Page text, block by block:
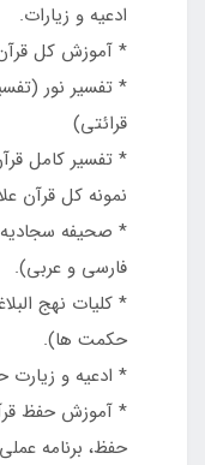
ادعیه و زیارات.
* آموزش کل
* تفسير نور
قرائتي)
* تفسیر کامل
نمونه کل قرآن
* صحيفه سجاديه
فارسي و عربي).
* کلیات نهج
حکمت ها).
* ادعيه و زيارت
* آموزش حفظ
حفظ، برنامه